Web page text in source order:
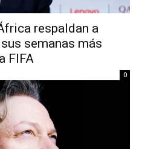
respaldan a
semanas más
FIFA
0